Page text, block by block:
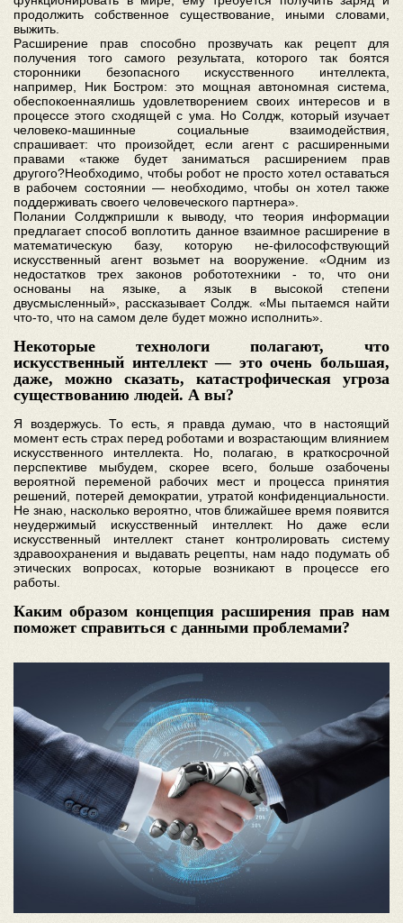
продолжить собственное существование, иными словами,
выжить.
Расширение прав способно прозвучать как рецепт для
получения того самого результата, которого так боятся
сторонники безопасного искусственного интеллекта,
например, Ник Бостром: это мощная автономная система,
обеспокоеннаялишь удовлетворением своих интересов и в
процессе этого сходящей с ума. Но Солдж, который изучает
человеко-машинные социальные взаимодействия,
спрашивает: что произойдет, если агент с расширенными
правами «также будет заниматься расширением прав
другого?Необходимо, чтобы робот не просто хотел оставаться
в рабочем состоянии — необходимо, чтобы он хотел также
поддерживать своего человеческого партнера».
Полании Солджпришли к выводу, что теория информации
предлагает способ воплотить данное взаимное расширение в
математическую базу, которую не-философствующий
искусственный агент возьмет на вооружение. «Одним из
недостатков трех законов робототехники - то, что они
основаны на языке, а язык в высокой степени
двусмысленный», рассказывает Солдж. «Мы пытаемся найти
что-то, что на самом деле будет можно исполнить».
Некоторые технологи полагают, что
искусственный интеллект — это очень большая,
даже, можно сказать, катастрофическая угроза
существованию людей. А вы?
Я воздержусь. То есть, я правда думаю, что в настоящий
момент есть страх перед роботами и возрастающим влиянием
искусственного интеллекта. Но, полагаю, в краткосрочной
перспективе мыбудем, скорее всего, больше озабочены
вероятной переменой рабочих мест и процесса принятия
решений, потерей демократии, утратой конфиденциальности.
Не знаю, насколько вероятно, чтов ближайшее время появится
неудержимый искусственный интеллект. Но даже если
искусственный интеллект станет контролировать систему
здравоохранения и выдавать рецепты, нам надо подумать об
этических вопросах, которые возникают в процессе его
работы.
Каким образом концепция расширения прав нам
поможет справиться с данными проблемами?